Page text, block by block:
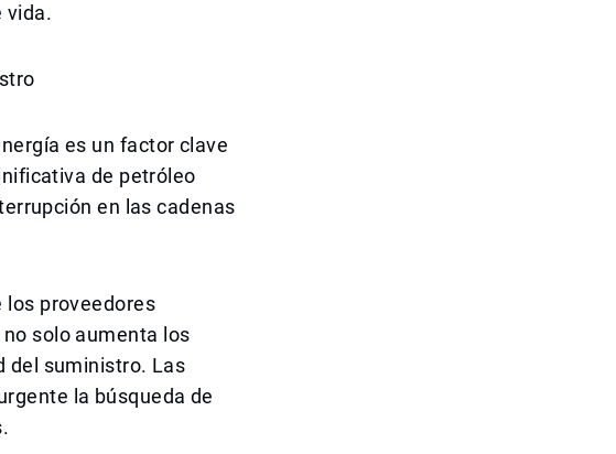
vida.
es un factor clave
de petróleo
en las cadenas
los proveedores
solo aumenta los
del suministro. Las
la búsqueda de